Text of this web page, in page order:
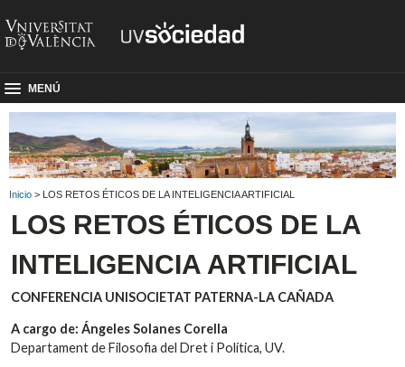
MENÚ
Inicio > LOS RETOS ÉTICOS DE LA INTELIGENCIA ARTIFICIAL
LOS RETOS ÉTICOS DE LA
INTELIGENCIA ARTIFICIAL
CONFERENCIA UNISOCIETAT PATERNA-LA CAÑADA
A cargo de: Ángeles Solanes Corella
Departament de Filosofia del Dret i Política, UV.